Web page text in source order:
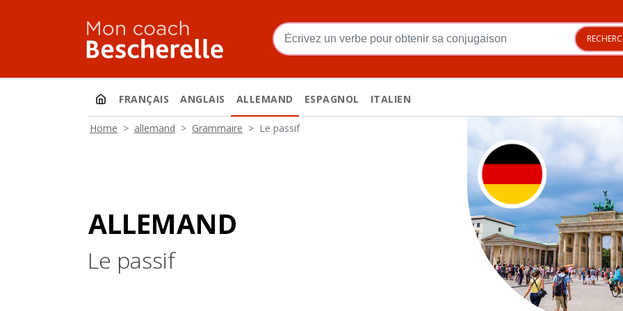
Your search
FRANÇAIS ANGLAIS ALLEMAND ESPAGNOL ITALIEN
Home allemand Grammaire Le passif
allemand
Le passif